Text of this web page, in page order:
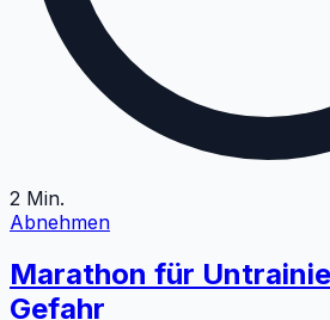
2 Min.
Abnehmen
Marathon für
Gefahr